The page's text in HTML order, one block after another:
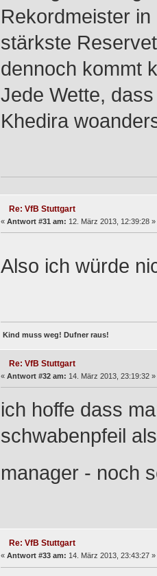
Rekordmeister
stärkste
dennoch kommt
Jede Wette,
Khedira
Re: VfB Stuttgart
« Antwort #31 am: 12. März 2013, 12:39:28 »
Also ich würde
Kind muss weg! Dufner raus!
Re: VfB Stuttgart
« Antwort #32 am: 14. März 2013, 23:19:32 »
ich hoffe dass
schwabenpfeil
manager - noch
Re: VfB Stuttgart
« Antwort #33 am: 14. März 2013, 23:43:27 »